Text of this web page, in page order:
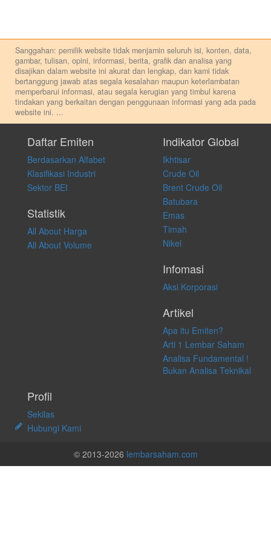
Sanggahan: pemilik website tidak menjamin seluruh isi, konten, data,
gambar, tulisan, opini, informasi, berita, grafik dan analisa yang
disajikan dalam website ini akurat dan lengkap, dan kami tidak
bertanggung jawab atas segala kesalahan maupun keterlambatan
memperbarui informasi, atau segala kerugian yang timbul karena
tindakan yang berkaitan dengan penggunaan informasi yang ada pada
website ini. ...
pribadi. Kami tidak memberi anjuran, saran, rekomendasi untuk
membeli, menjual atau melakukan aktivitas lain yang terkait dengan
transaksi perdagangan apapun, dan kami tidak bertanggung jawab
atas keputusan investasi yang dilakukan dalam kondisi dan situasi
apapun juga, yang diakibatkan secara langsung maupun tidak
langsung atas konten pada website ini.
Daftar Emiten
Berdasarkan Alfabet
Klasifikasi Industri
Sektor BEI
Statistik
All About Harga
All About Volume
Indikator Global
Ikhtisar
Crude Oil
Brent Crude Oil
Batubara
Emas
Timah
Nikel
Infomasi
Aksi Korporasi
Artikel
Apa itu Emiten?
Arti 1 Lembar Saham
Analisa Fundamental !
Bukan Analisa Teknikal
Profil
Sekilas
Hubungi Kami
© 2013-2026 lembarsaham.com